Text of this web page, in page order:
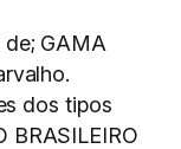
de; GAMA
dos tipos
BRASILEIRO